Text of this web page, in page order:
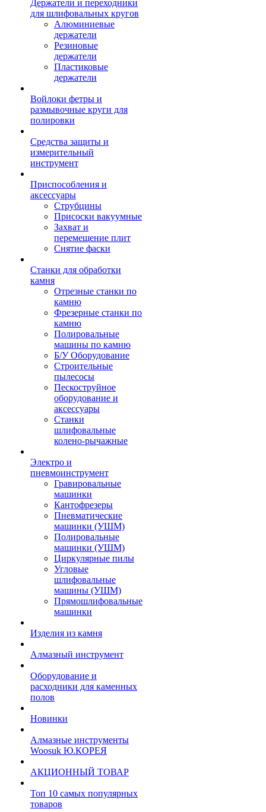
Держатели и переходники
для шлифовальных кругов
Алюминиевые
держатели
Резиновые
держатели
Пластиковые
держатели
Войлоки фетры и
размывочные круги для
полировки
Средства защиты и
измерительный
инструмент
Приспособления и
аксессуары
Струбцины
Присоски вакуумные
Захват и
перемещение плит
Снятие фаски
Станки для обработки
камня
Отрезные станки по
камню
Фрезерные станки по
камню
Полировальные
машины по камню
Б/У Оборудование
Строительные
пылесосы
Пескоструйное
оборудование и
аксессуары
Станки
шлифовальные
колено-рычажные
Электро и
пневмоинструмент
Гравировальные
машинки
Кантофрезеры
Пневматические
машинки (УШМ)
Полировальные
машинки (УШМ)
Циркулярные пилы
Угловые
шлифовальные
машины (УШМ)
Прямошлифовальные
машинки
Изделия из камня
Алмазный инструмент
Оборудование и
расходники для каменных
полов
Новинки
Алмазные инструменты
Woosuk Ю.КОРЕЯ
АКЦИОННЫЙ ТОВАР
Топ 10 самых популярных
товаров